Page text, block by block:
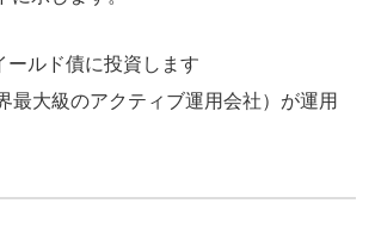
ールド債に投資します
最大級のアクティブ運用会社）が運用